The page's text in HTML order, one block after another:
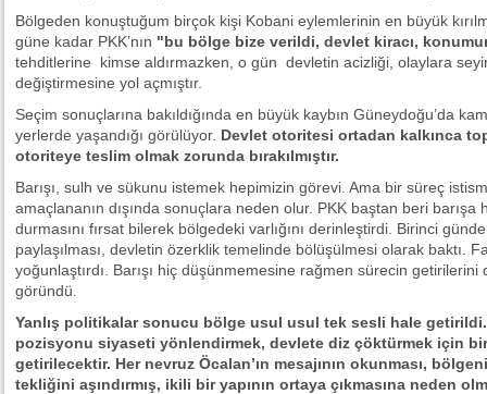
Bölgeden konuştuğum birçok kişi Kobani eylemlerinin en büyük
güne kadar PKK’nın "bu bölge bize verildi, devlet kiracı,
tehditlerine kimse aldırmazken, o gün devletin acizliği, olaylara
değiştirmesine yol açmıştır.
Seçim sonuçlarına bakıldığında en büyük kaybın Güneydoğu’da
yerlerde yaşandığı görülüyor. Devlet otoritesi ortadan kalkınca
otoriteye teslim olmak zorunda bırakılmıştır.
Barışı, sulh ve sükunu istemek hepimizin görevi. Ama bir süreç
amaçlananın dışında sonuçlara neden olur. PKK baştan beri barışa
durmasını fırsat bilerek bölgedeki varlığını derinleştirdi. Birinci
paylaşılması, devletin özerklik temelinde bölüşülmesi olarak baktı.
yoğunlaştırdı. Barışı hiç düşünmemesine rağmen sürecin
göründü.
Yanlış politikalar sonucu bölge usul usul tek sesli hale
pozisyonu siyaseti yönlendirmek, devlete diz çöktürmek için
getirilecektir. Her nevruz Öcalan’ın mesajının okunması,
tekliğini aşındırmış, ikili bir yapının ortaya çıkmasına neden